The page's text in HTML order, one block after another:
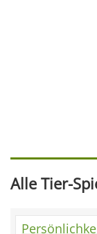
Alle Tier-